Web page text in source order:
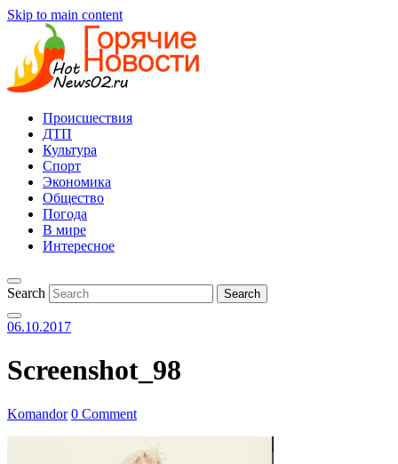
Skip to main content
Происшествия
ДТП
Культура
Спорт
Экономика
Общество
Погода
В мире
Интересное
Search
06.10.2017
Screenshot_98
Komandor 0 Comment